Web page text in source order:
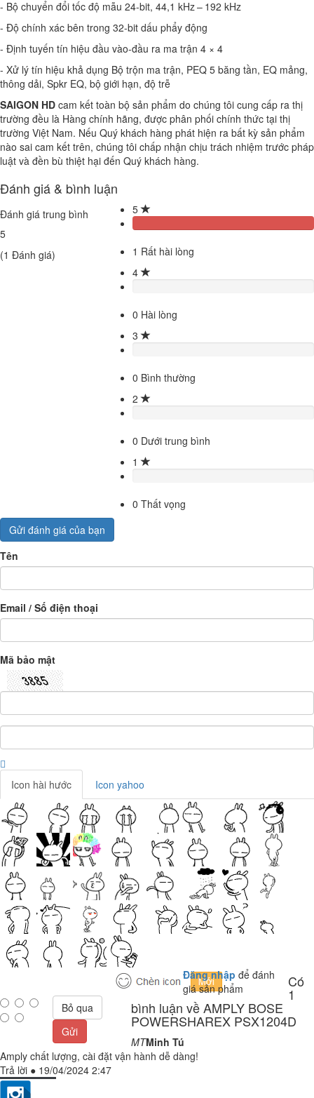
- Bộ chuyển đổi tốc độ mẫu 24-bit, 44,1 kHz – 192 kHz
- Độ chính xác bên trong 32-bit dấu phẩy động
- Định tuyến tín hiệu đầu vào-đầu ra ma trận 4 × 4
- Xử lý tín hiệu khả dụng Bộ trộn ma trận, PEQ 5 băng tần, EQ mảng,
thông dải, Spkr EQ, bộ giới hạn, độ trễ
SAIGON HD cam kết toàn bộ sản phẩm do chúng tôi cung cấp ra thị
trường đều là Hàng chính hãng, được phân phối chính thức tại thị
trường Việt Nam. Nếu Quý khách hàng phát hiện ra bất kỳ sản phẩm
nào sai cam kết trên, chúng tôi chấp nhận chịu trách nhiệm trước pháp
luật và đền bù thiệt hại đến Quý khách hàng.
Đánh giá & bình luận
Đánh giá trung bình
5
(1 Đánh giá)
5
1 Rất hài lòng
4
0 Hài lòng
3
0 Bình thường
2
0 Dưới trung bình
1
0 Thất vọng
Gửi đánh giá của bạn
Tên
Email / Số điện thoại
Mã bảo mật
Icon hài hước Icon yahoo
Đăng nhập để đánh
giá sản phẩm
Bỏ qua
Gửi
Có
1
bình luận về AMPLY BOSE
POWERSHAREX PSX1204D
MTMinh Tú
Amply chất lượng, cài đặt vận hành dễ dàng!
Trả lời ● 19/04/2024 2:47